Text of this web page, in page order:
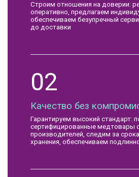
Строим отношения на доверии:
оперативно, предлагаем
обеспечиваем безупречный
до доставки
02
Качество без
Гарантируем высокий стандарт:
сертифицированные медтовары
производителей, следим за
хранения, обеспечиваем